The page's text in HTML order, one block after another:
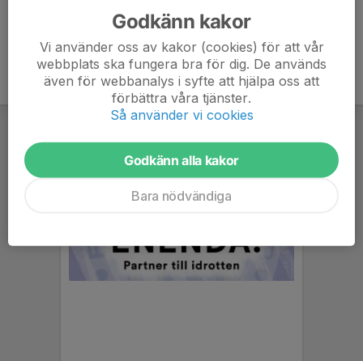
Godkänn kakor
Vi använder oss av kakor (cookies) för att vår
webbplats ska fungera bra för dig. De används
även för webbanalys i syfte att hjälpa oss att
förbättra våra tjänster.
Så använder vi cookies
Godkänn alla kakor
Bara nödvändiga